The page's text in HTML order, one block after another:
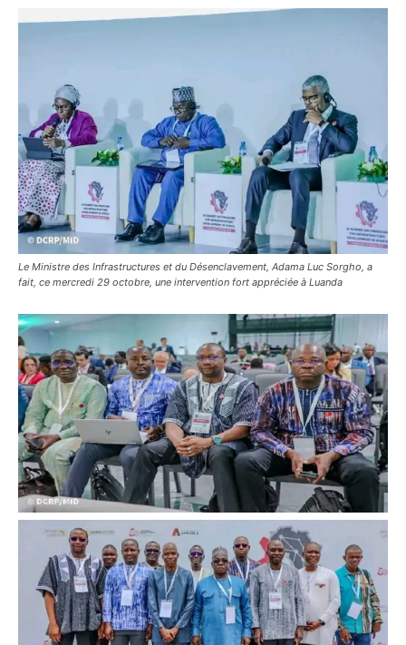
Le Ministre des Infrastructures et du Désenclavement, Adama Luc Sorgho, a
fait, ce mercredi 29 octobre, une intervention fort appréciée à Luanda